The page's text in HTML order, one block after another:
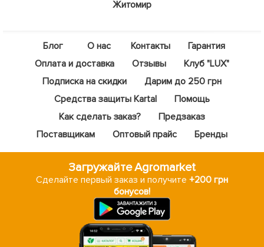
Житомир
Блог О нас Контакты
Гарантия
Оплата и доставка
Отзывы
Клуб "LUX"
Подписка на скидки
Дарим до 250 грн
Средства защиты Kartal
Помощь
Как сделать заказ?
Предзаказ
Поставщикам
Оптовый прайс Бренды
Загружайте Agromarket
Сделайте первый заказ и получите +200 грн
бонусов!